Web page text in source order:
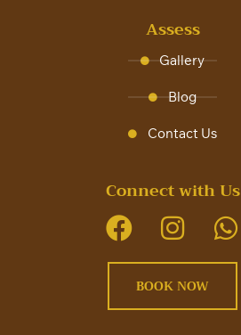
Assess
Gallery
Blog
Contact Us
Connect with Us
BOOK NOW